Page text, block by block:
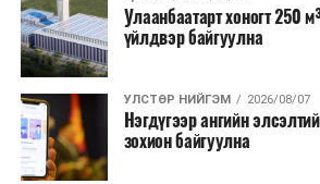
тавилга, автомашин худалдан
Батлан хамгаалах, хууль
сургалт, дадлага;
Хуулиар заавал
контент, хэвлэлийн зардал;
Заавал олгохоос бусад
Улаанбаатарт хоногт 250
үйлдвэр байгуулна
УЛСТӨР НИЙГЭМ 2026/08/07
Нэгдүгээр ангийн
зохион байгуулна